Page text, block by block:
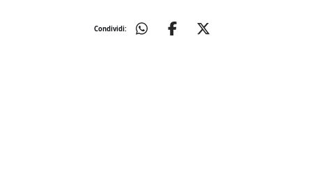
Condividi: